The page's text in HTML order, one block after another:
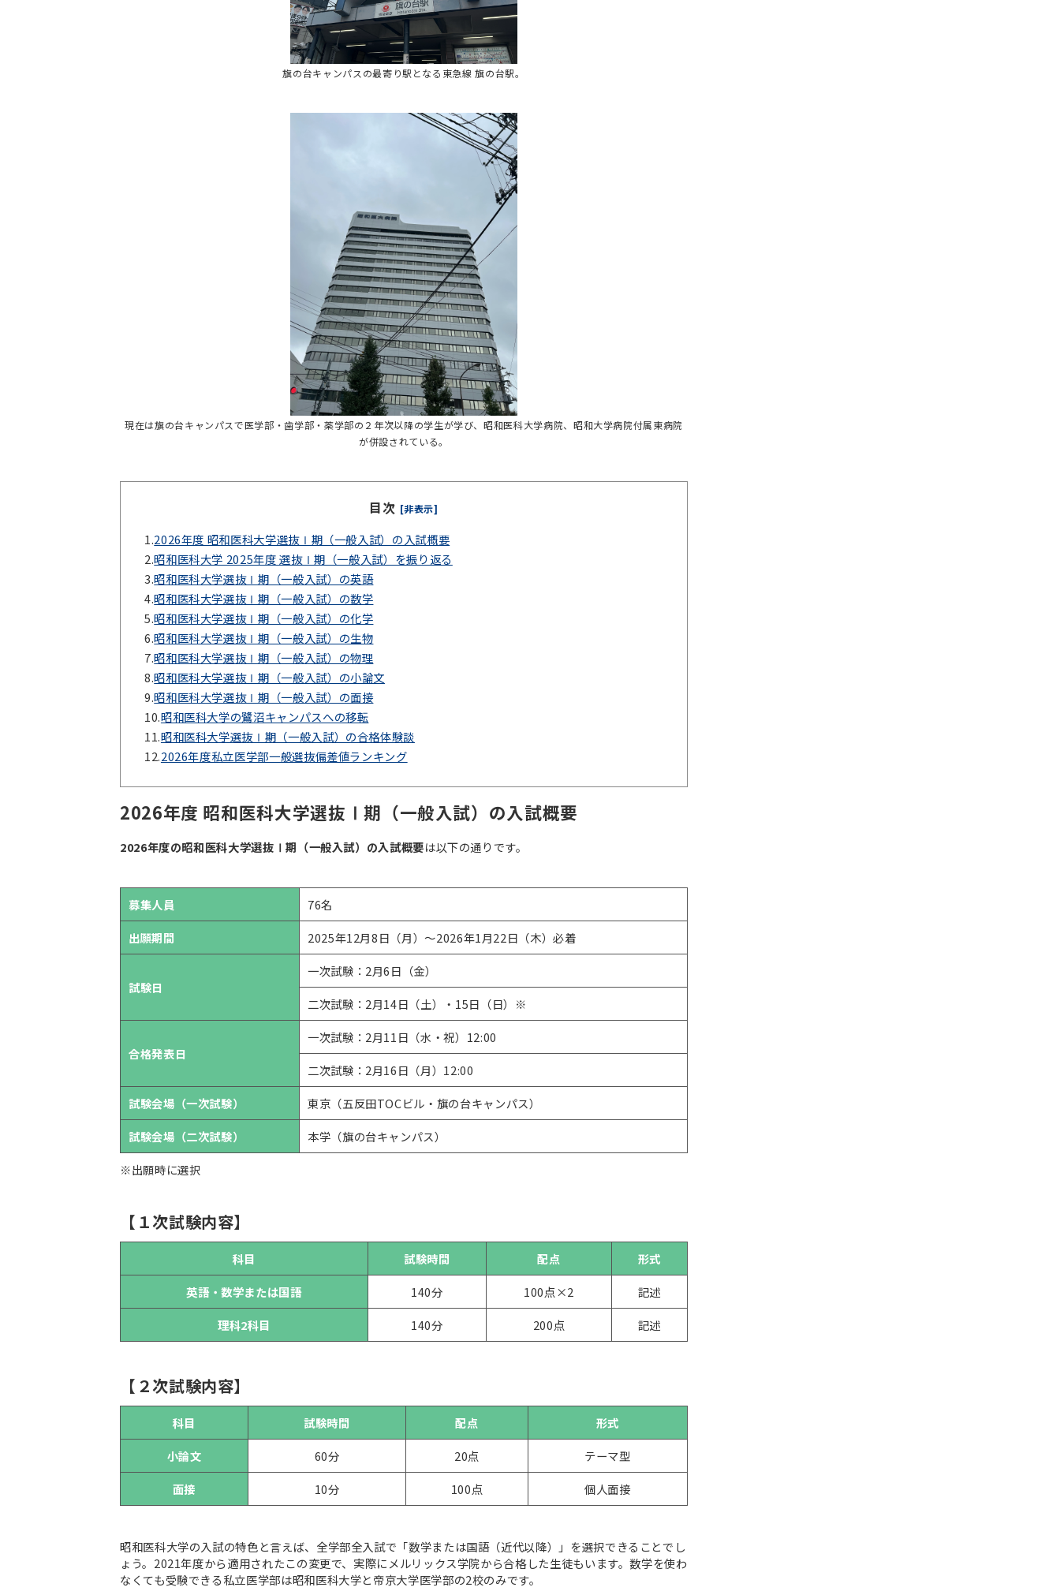
旗の台キャンパスの最寄り駅となる東急線 旗の台駅。
現在は旗の台キャンパスで医学部・歯学部・薬学部の２年次以降の学生が学び、昭和医科大学病院、昭和大学病院付属東病院
が併設されている。
目次 [非表示]
1.2026年度 昭和医科大学選抜Ⅰ期（一般入試）の入試概要
2.昭和医科大学 2025年度 選抜Ⅰ期（一般入試）を振り返る
3.昭和医科大学選抜Ⅰ期（一般入試）の英語
4.昭和医科大学選抜Ⅰ期（一般入試）の数学
5.昭和医科大学選抜Ⅰ期（一般入試）の化学
6.昭和医科大学選抜Ⅰ期（一般入試）の生物
7.昭和医科大学選抜Ⅰ期（一般入試）の物理
8.昭和医科大学選抜Ⅰ期（一般入試）の小論文
9.昭和医科大学選抜Ⅰ期（一般入試）の面接
10.昭和医科大学の鷺沼キャンパスへの移転
11.昭和医科大学選抜Ⅰ期（一般入試）の合格体験談
12.2026年度私立医学部一般選抜偏差値ランキング
2026年度 昭和医科大学選抜Ⅰ期（一般入試）の入試概要
2026年度の昭和医科大学選抜Ⅰ期（一般入試）の入試概要は以下の通りです。
募集人員
76名
出願期間
2025年12月8日（月）～2026年1月22日（木）必着
試験日
一次試験：2月6日（金）
二次試験：2月14日（土）・15日（日）※
合格発表日
一次試験：2月11日（水・祝）12:00
二次試験：2月16日（月）12:00
試験会場（一次試験）
東京（五反田TOCビル・旗の台キャンパス）
試験会場（二次試験）
本学（旗の台キャンパス）
※出願時に選択
【１次試験内容】
科目 試験時間 配点
形式
英語・数学または国語
140分 100点×2
記述
理科2科目
140分 200点 記述
【２次試験内容】
科目 試験時間 配点
形式
小論文
60分 20点
テーマ型
面接
10分 100点 個人面接
昭和医科大学の入試の特色と言えば、全学部全入試で「数学または国語（近代以降）」を選択できることでし
ょう。2021年度から適用されたこの変更で、実際にメルリックス学院から合格した生徒もいます。数学を使わ
なくても受験できる私立医学部は昭和医科大学と帝京大学医学部の2校のみです。